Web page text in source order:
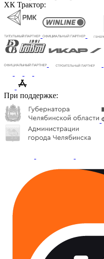
ХК Трактор:
При поддержке: